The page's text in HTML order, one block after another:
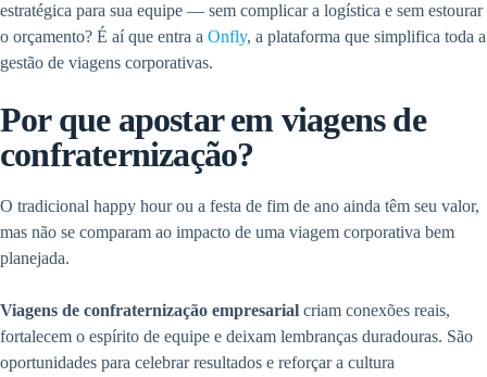
estratégica para sua equipe — sem complicar a logística e sem estourar
o orçamento? É aí que entra a Onfly, a plataforma que simplifica toda a
gestão de viagens corporativas.
Por que apostar em viagens de
confraternização?
O tradicional happy hour ou a festa de fim de ano ainda têm seu valor,
mas não se comparam ao impacto de uma viagem corporativa bem
planejada.
Viagens de confraternização empresarial criam conexões reais,
fortalecem o espírito de equipe e deixam lembranças duradouras. São
oportunidades para celebrar resultados e reforçar a cultura